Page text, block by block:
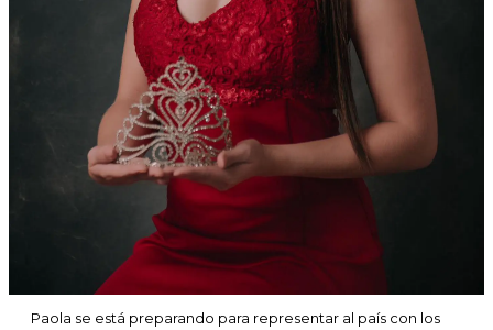
Paola se está preparando para representar al país con los